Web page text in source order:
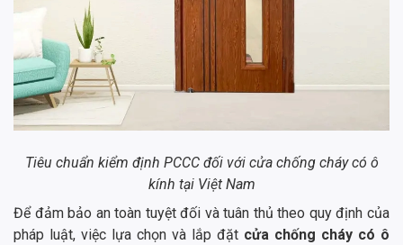
Tiêu chuẩn kiểm định PCCC đối với cửa chống cháy có ô
kính tại Việt Nam
Để đảm bảo an toàn tuyệt đối và tuân thủ theo quy định của
pháp luật, việc lựa chọn và lắp đặt cửa chống cháy có ô